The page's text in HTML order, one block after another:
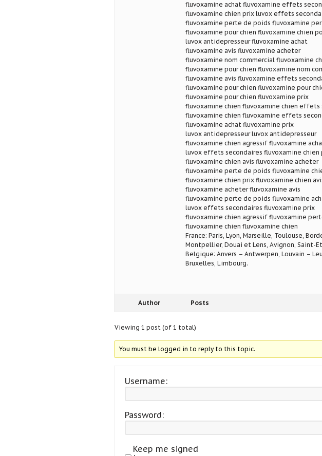
fluvoxamine achat fluvoxamine effets
fluvoxamine chien prix luvox effets
fluvoxamine perte de poids fluvoxamine
fluvoxamine pour chien fluvoxamine chien
luvox antidepresseur fluvoxamine achat
fluvoxamine avis fluvoxamine acheter
fluvoxamine nom commercial fluvoxamine
fluvoxamine pour chien fluvoxamine nom
fluvoxamine avis fluvoxamine effets
fluvoxamine pour chien fluvoxamine pour
fluvoxamine pour chien fluvoxamine prix
fluvoxamine chien fluvoxamine chien effets
fluvoxamine chien fluvoxamine effets
fluvoxamine achat fluvoxamine prix
luvox antidepresseur luvox antidepresseur
fluvoxamine chien agressif fluvoxamine
luvox effets secondaires fluvoxamine chien
fluvoxamine chien avis fluvoxamine acheter
fluvoxamine perte de poids fluvoxamine
fluvoxamine chien prix fluvoxamine chien
fluvoxamine acheter fluvoxamine avis
fluvoxamine perte de poids fluvoxamine
luvox effets secondaires fluvoxamine prix
fluvoxamine chien agressif fluvoxamine
fluvoxamine chien fluvoxamine chien
France: Paris, Lyon, Marseille, Toulouse,
Montpellier, Douai et Lens, Avignon, Saint-
Belgique: Anvers – Antwerpen, Louvain –
Bruxelles, Limbourg.
Author Posts
Viewing 1 post (of 1 total)
You must be logged in to reply to this topic.
Username:
Password:
Keep me signed